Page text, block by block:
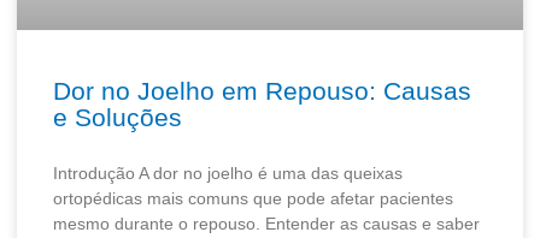
Dor no Joelho em Repouso: Causas
e Soluções
Introdução A dor no joelho é uma das queixas
ortopédicas mais comuns que pode afetar pacientes
mesmo durante o repouso. Entender as causas e saber